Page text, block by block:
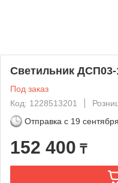
Светильник ДСП03-
Под заказ
Код: 1228513201
Отправка с 19
152 400 ₸